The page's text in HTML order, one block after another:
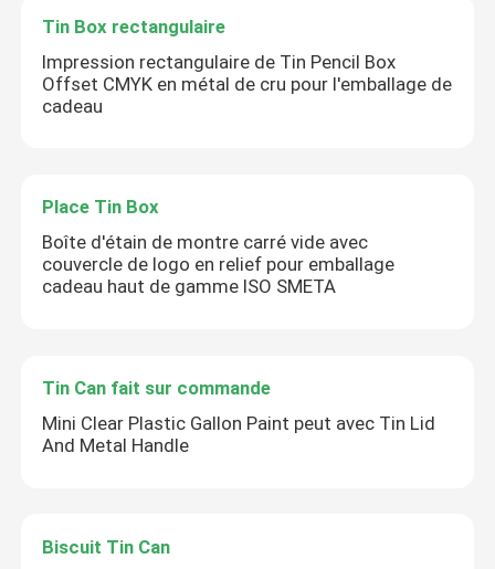
Tin Box rectangulaire
Impression rectangulaire de Tin Pencil Box
Offset CMYK en métal de cru pour l'emballage de
cadeau
Place Tin Box
Boîte d'étain de montre carré vide avec
couvercle de logo en relief pour emballage
cadeau haut de gamme ISO SMETA
Tin Can fait sur commande
Mini Clear Plastic Gallon Paint peut avec Tin Lid
And Metal Handle
Biscuit Tin Can